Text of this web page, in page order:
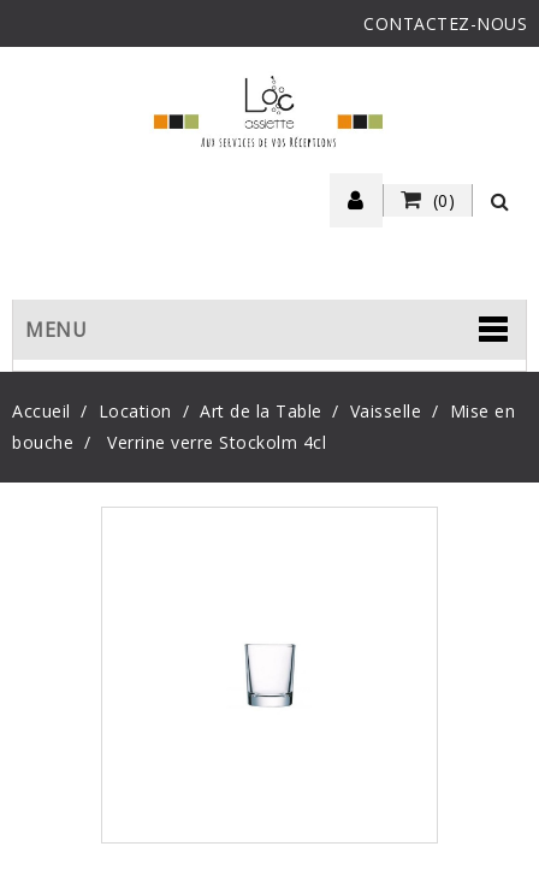
CONTACTEZ-NOUS
(0)
MENU
Accueil Location Art de la Table Vaisselle
Mise en
bouche
Verrine verre Stockolm 4cl